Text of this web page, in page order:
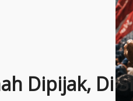
Dipijak, Di